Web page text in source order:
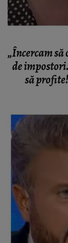
„Încercam
de
să